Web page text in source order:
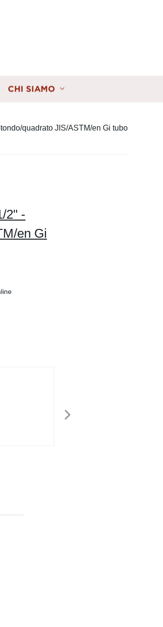
CHI SIAMO
quadrato JIS/ASTM/en Gi tubo
2" -
en Gi